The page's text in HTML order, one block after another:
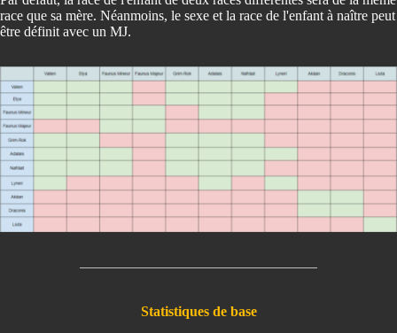
race que sa mère. Néanmoins, le sexe et la race de l'enfant à naître peut
être définit avec un MJ.
Statistiques de base